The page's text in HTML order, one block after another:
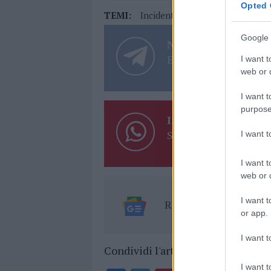
Opted
Google
I want
web or
I want
I want
I want
web or
I want
or app.
I want
I want
TEMI: Incidente Tempio
Notizie in tempo
Entra nel canale
Inviaci le tue
Su WhatsApp al
Ricevi le nostre
Condividi l'articolo